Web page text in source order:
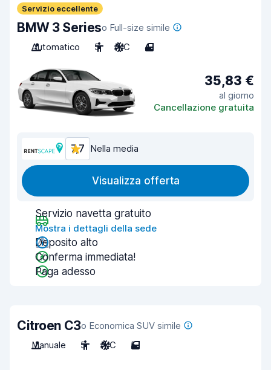
Servizio eccellente
BMW 3 Serieso Full-size simile
Automatico
5 A/C 4
35,83 €
al giorno
Cancellazione gratuita
7,7 Nella media
Visualizza offerta
Servizio navetta gratuito
Mostra i dettagli della sede
Deposito alto
Conferma immediata!
Paga adesso
Citroen C3o Economica SUV simile
Manuale
5 A/C 5